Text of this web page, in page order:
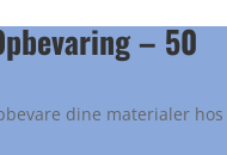
– 50
dine materialer hos